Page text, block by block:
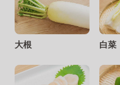
大根 白菜